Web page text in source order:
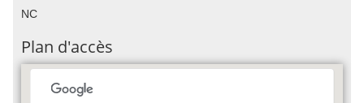
NC
Plan d'accès